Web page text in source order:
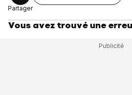
Partager
Vous avez trouvé une